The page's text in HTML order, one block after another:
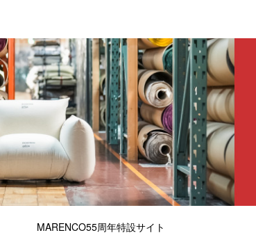
MARENCO55周年特設サイト